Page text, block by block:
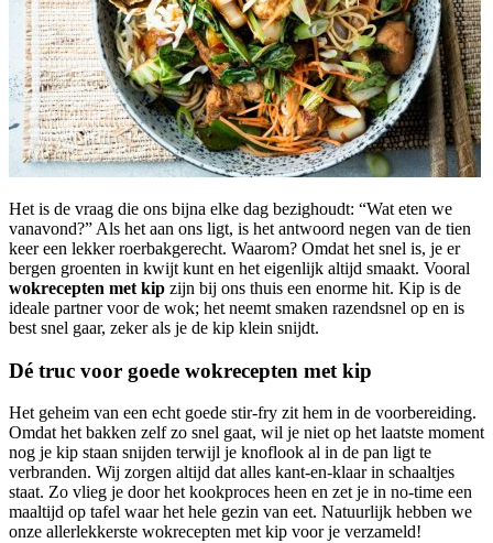
Het is de vraag die ons bijna elke dag bezighoudt: “Wat eten we
vanavond?” Als het aan ons ligt, is het antwoord negen van de tien
keer een lekker roerbakgerecht. Waarom? Omdat het snel is, je er
bergen groenten in kwijt kunt en het eigenlijk altijd smaakt. Vooral
wokrecepten met kip zijn bij ons thuis een enorme hit. Kip is de
ideale partner voor de wok; het neemt smaken razendsnel op en is
best snel gaar, zeker als je de kip klein snijdt.
Dé truc voor goede wokrecepten met kip
Het geheim van een echt goede stir-fry zit hem in de voorbereiding.
Omdat het bakken zelf zo snel gaat, wil je niet op het laatste moment
nog je kip staan snijden terwijl je knoflook al in de pan ligt te
verbranden. Wij zorgen altijd dat alles kant-en-klaar in schaaltjes
staat. Zo vlieg je door het kookproces heen en zet je in no-time een
maaltijd op tafel waar het hele gezin van eet. Natuurlijk hebben we
onze allerlekkerste wokrecepten met kip voor je verzameld!